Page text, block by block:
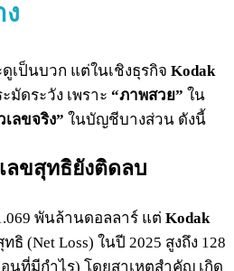
ป็นบวก แต่ในเชิงธุรกิจ Kodak
มัดระวัง เพราะ “ภาพสวย” ใน
เลขจริง” ในบัญชีบางส่วน ดังนี้
ลขสุทธิยังติดลบ
พันล้านดอลลาร์ แต่ Kodak
(Net Loss) ในปี 2025 สูงถึง 128
นที่มีกำไร) โดยสาเหตุสำคัญ เกิด